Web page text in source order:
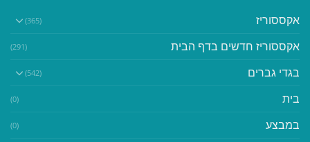
אקססוריז (365)
אקססוריז חדשים בדף הבית (291)
בגדי גברים (542)
בית (0)
במבצע (0)